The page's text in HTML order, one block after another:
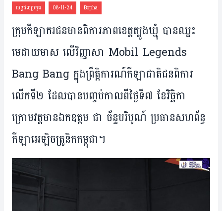
លទ្ធផលប្រកួត 08-11-24 Bopha
ក្រុម​កីឡាករ​ជន​មាន​ពិការភាព​ខេត្ត​ត្បូង​ឃ្មុំ ​បាន​ឈ្នះ​
មេដាយ​មាស លើ​វិញ្ញាសា Mobil Legends
Bang Bang ក្នុង​ព្រឹត្តិការណ៍​កីឡា​ជាតិ​ជន​ពិការ​
លើក​ទី​២ ដែល​បាន​​បញ្ចប់​កាល​ពី​ថ្ងៃ​ទី​៧ ខែ​វិច្ឆិកា
ក្រោម​វត្តមានឯកឧត្តម​ ជា ច័ន្ទបរិបូណ៍ ប្រធាន​សហព័ន្ធ​
កីឡា​អេឡិចត្រូនិក​កម្ពុជា។